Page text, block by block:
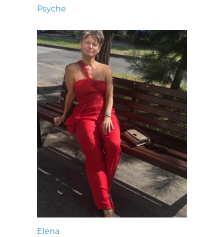
Psyche
Elena